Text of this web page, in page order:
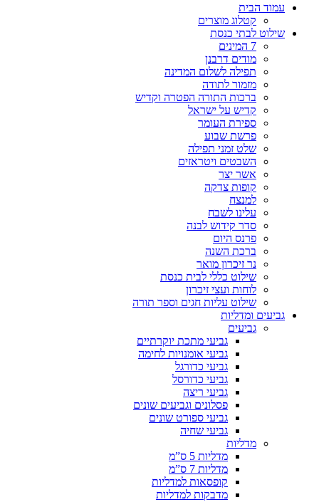
עמוד הבית
קטלוג מוצרים
שילוט לבתי כנסת
7 המינים
מודים דרבנן
תפילה לשלום המדינה
מזמור לתודה
ברכות התורה הפטרה וקדיש
קדיש על ישראל
ספירת העומר
פרשת שבוע
שלט זמני תפילה
השבטים ויטראזים
אשר יצר
קופות צדקה
למנצח
עלינו לשבח
סדר קידוש לבנה
פרנס היום
ברכת השנה
נר זיכרון מואר
שילוט כללי לבית כנסת
לוחות ועצי זיכרון
שילוט עליות חגים וספר תורה
גביעים ומדליות
גביעים
גביעי מתכת יוקרתיים
גביעי אומנויות לחימה
גביעי כדורגל
גביעי כדורסל
גביעי ריצה
פסלונים וגביעים שונים
גביעי ספורט שונים
גביעי שחיה
מדליות
מדליות 5 ס”מ
מדליות 7 ס”מ
קופסאות למדליות
מדבקות למדליות